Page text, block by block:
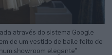
através do sistema Google
de um vestido de baile feito de
showroom elegante”